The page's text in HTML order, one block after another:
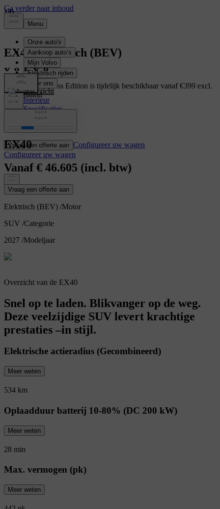
EX40 Elektrisch (BEV)
Overzicht
Interieur
Specificaties
Kenmerken
Vraag een offerte aan Configureer uw wagen
Configureer uw wagen
De EX40 Business Edition is tijdelijk beschikbaar vanaf €399 excl.
btw / maand
Meer weten
EX40
Vanaf € 46.605 (incl. btw)
Vraag een offerte aan
Elektrisch (BEV) /Motor
SUV /Categorie
2027 /Modeljaar
Overzicht van de EX40
Snel op te laden. Blikvanger op de weg.
Deze veelzijdige SUV levert krachtige
prestaties –in stijl.
Elektrische actieradius (Gecombineerd)
Meer weten
534 km
Oplaadduur batterij 10-80% (DC 200 kW)
Meer weten
28 min
Max. vermogen (pk)
Meer weten
1/0
1/0
1/0